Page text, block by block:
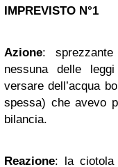
IMPREVISTO N°1
Azione:
nessuna delle
versare dell’acqua
spessa) che avevo
bilancia.
Reazione: la ciotola